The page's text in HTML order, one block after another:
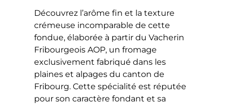
Découvrez l’arôme fin et la texture
crémeuse incomparable de cette
fondue, élaborée à partir du Vacherin
Fribourgeois AOP, un fromage
exclusivement fabriqué dans les
plaines et alpages du canton de
Fribourg. Cette spécialité est réputée
pour son caractère fondant et sa